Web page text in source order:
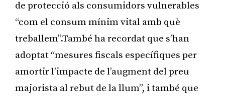
de protecció als consumidors vulnerables
“com el consum mínim vital amb què
treballem”.També ha recordat que s’han
adoptat “mesures fiscals específiques per
amortir l’impacte de l’augment del preu
majorista al rebut de la llum”, i també que